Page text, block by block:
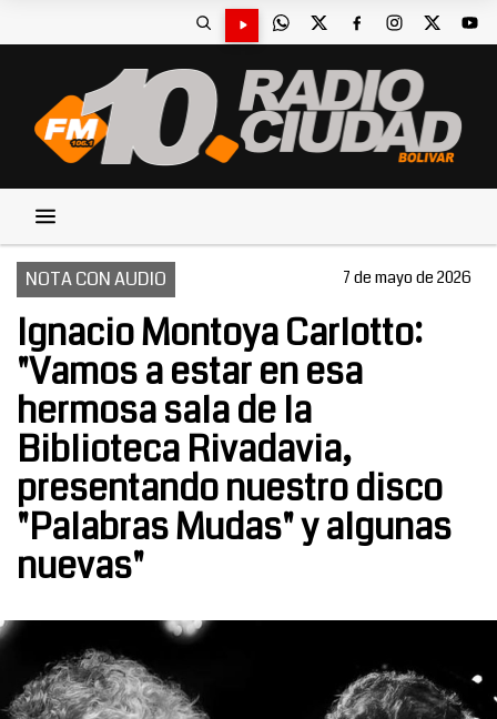
NOTA CON AUDIO 7 de mayo de 2026
Ignacio Montoya Carlotto:
"Vamos a estar en esa
hermosa sala de la
Biblioteca Rivadavia,
presentando nuestro disco
"Palabras Mudas" y algunas
nuevas"